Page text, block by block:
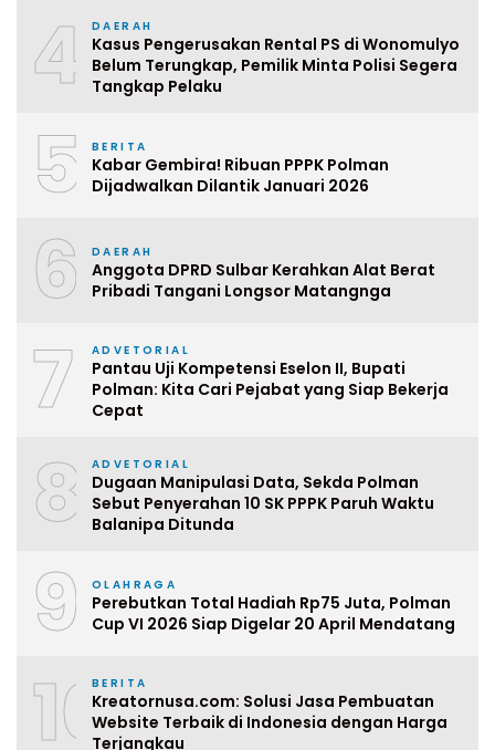
4 DAERAH
Kasus Pengerusakan Rental PS di Wonomulyo
Belum Terungkap, Pemilik Minta Polisi Segera
Tangkap Pelaku
5 BERITA
Kabar Gembira! Ribuan PPPK Polman
Dijadwalkan Dilantik Januari 2026
6 DAERAH
Anggota DPRD Sulbar Kerahkan Alat Berat
Pribadi Tangani Longsor Matangnga
7 ADVETORIAL
Pantau Uji Kompetensi Eselon II, Bupati
Polman: Kita Cari Pejabat yang Siap Bekerja
Cepat
8 ADVETORIAL
Dugaan Manipulasi Data, Sekda Polman
Sebut Penyerahan 10 SK PPPK Paruh Waktu
Balanipa Ditunda
9 OLAHRAGA
Perebutkan Total Hadiah Rp75 Juta, Polman
Cup VI 2026 Siap Digelar 20 April Mendatang
10BERITA
Kreatornusa.com: Solusi Jasa Pembuatan
Website Terbaik di Indonesia dengan Harga
Terjangkau